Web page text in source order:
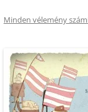
Minden vélemény